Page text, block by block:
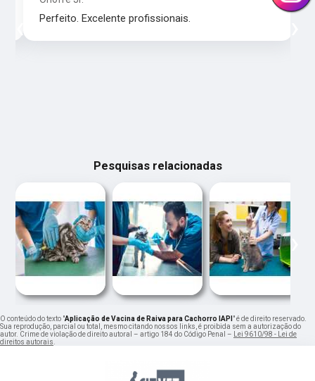
Perfeito. Excelente profissionais.
‹
Pesquisas relacionadas
‹ ›
O conteúdo do texto "Aplicação de Vacina de Raiva para Cachorro IAPI " é de direito reservado.
Sua reprodução, parcial ou total, mesmo citando nossos links, é proibida sem a autorização do
autor. Crime de violação de direito autoral – artigo 184 do Código Penal – Lei 9610/98 - Lei de
direitos autorais.